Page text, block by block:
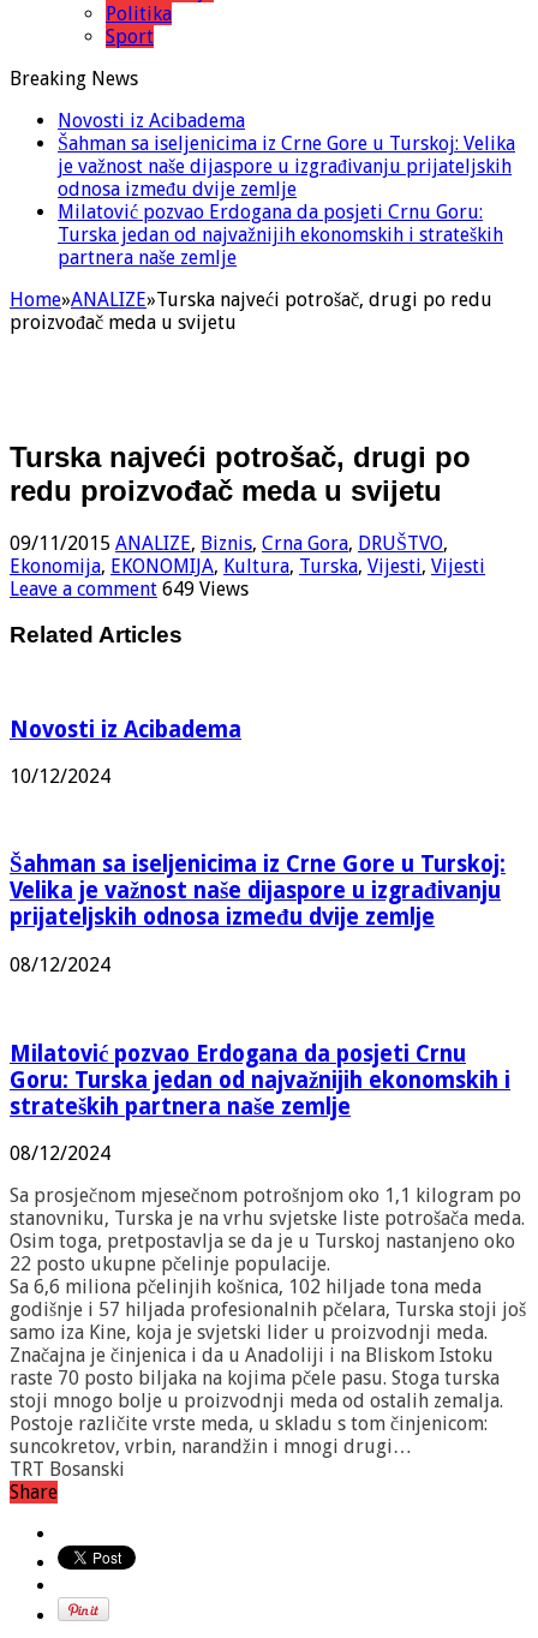
Politika
Sport
Breaking News
Novosti iz Acibadema
Šahman sa iseljenicima iz Crne Gore u Turskoj: Velika
je važnost naše dijaspore u izgrađivanju prijateljskih
odnosa između dvije zemlje
Milatović pozvao Erdogana da posjeti Crnu Goru:
Turska jedan od najvažnijih ekonomskih i strateških
partnera naše zemlje
Home»ANALIZE»Turska najveći potrošač, drugi po redu
proizvođač meda u svijetu
Turska najveći potrošač, drugi po
redu proizvođač meda u svijetu
09/11/2015 ANALIZE, Biznis, Crna Gora, DRUŠTVO,
Ekonomija, EKONOMIJA, Kultura, Turska, Vijesti, Vijesti
Leave a comment 649 Views
Related Articles
Novosti iz Acibadema
10/12/2024
Šahman sa iseljenicima iz Crne Gore u Turskoj:
Velika je važnost naše dijaspore u izgrađivanju
prijateljskih odnosa između dvije zemlje
08/12/2024
Milatović pozvao Erdogana da posjeti Crnu
Goru: Turska jedan od najvažnijih ekonomskih i
strateških partnera naše zemlje
08/12/2024
Sa prosječnom mjesečnom potrošnjom oko 1,1 kilogram po
stanovniku, Turska je na vrhu svjetske liste potrošača meda.
Osim toga, pretpostavlja se da je u Turskoj nastanjeno oko
22 posto ukupne pčelinje populacije.
Sa 6,6 miliona pčelinjih košnica, 102 hiljade tona meda
godišnje i 57 hiljada profesionalnih pčelara, Turska stoji još
samo iza Kine, koja je svjetski lider u proizvodnji meda.
Značajna je činjenica i da u Anadoliji i na Bliskom Istoku
raste 70 posto biljaka na kojima pčele pasu. Stoga turska
stoji mnogo bolje u proizvodnji meda od ostalih zemalja.
Postoje različite vrste meda, u skladu s tom činjenicom:
suncokretov, vrbin, narandžin i mnogi drugi…
TRT Bosanski
Share